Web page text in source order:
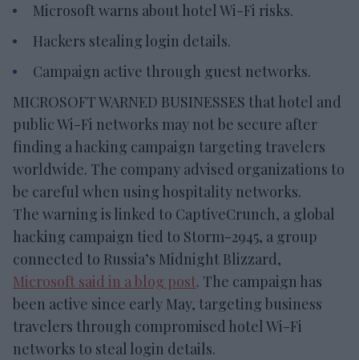
Microsoft warns about hotel Wi-Fi risks.
Hackers stealing login details.
Campaign active through guest networks.
MICROSOFT WARNED BUSINESSES that hotel and
public Wi-Fi networks may not be secure after
finding a hacking campaign targeting travelers
worldwide. The company advised organizations to
be careful when using hospitality networks.
The warning is linked to CaptiveCrunch, a global
hacking campaign tied to Storm-2945, a group
connected to Russia’s Midnight Blizzard,
Microsoft said in a blog post. The campaign has
been active since early May, targeting business
travelers through compromised hotel Wi-Fi
networks to steal login details.